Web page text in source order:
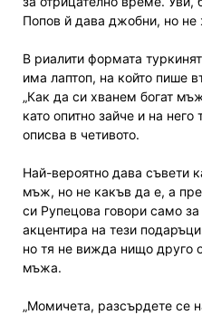
Попов й дава джобни, но не
В риалити формата
има лаптоп, на който пише
„Как да си хванем богат
като опитно зайче и на него
описва в четивото.
Най-вероятно дава съвети
мъж, но не какъв да е, а
си Рупецова говори само
акцентира на тези
но тя не вижда нищо друго
мъжа.
„Момичета, разсърдете се